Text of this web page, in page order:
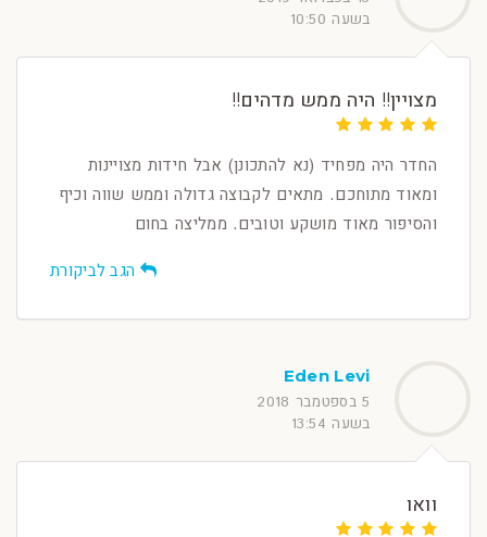
בשעה 10:50
מצויין!! היה ממש מדהים!!
החדר היה מפחיד (נא להתכונן) אבל חידות מצויינות
ומאוד מתוחכם. מתאים לקבוצה גדולה וממש שווה וכיף
והסיפור מאוד מושקע וטובים. ממליצה בחום
הגב לביקורת
Eden Levi
5 בספטמבר 2018
בשעה 13:54
וואו